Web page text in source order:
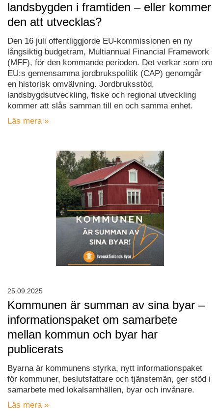
landsbygden i framtiden – eller kommer
den att utvecklas?
Den 16 juli offentliggjorde EU-kommissionen en ny
långsiktig budgetram, Multiannual Financial Framework
(MFF), för den kommande perioden. Det verkar som om
EU:s gemensamma jordbrukspolitik (CAP) genomgår
en historisk omvälvning. Jordbruksstöd,
landsbygdsutveckling, fiske och regional utveckling
kommer att slås samman till en och samma enhet.
Läs mera »
Kommunen är summan av sina byar –
informationspaket om samarbete
mellan kommun och byar har
publicerats
Byarna är kommunens styrka, nytt informationspaket
för kommuner, beslutsfattare och tjänstemän, ger stöd i
samarbete med lokalsamhällen, byar och invånare.
Läs mera »
25.09.2025